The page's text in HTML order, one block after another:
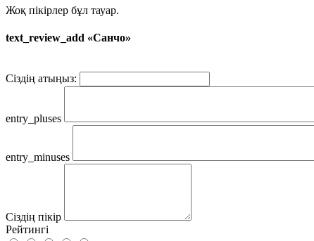
Жоқ пікірлер бұл тауар.
text_review_add «Санчо»
Сіздің атыңыз:
entry_pluses
entry_minuses
Сіздің пікір
Рейтингі